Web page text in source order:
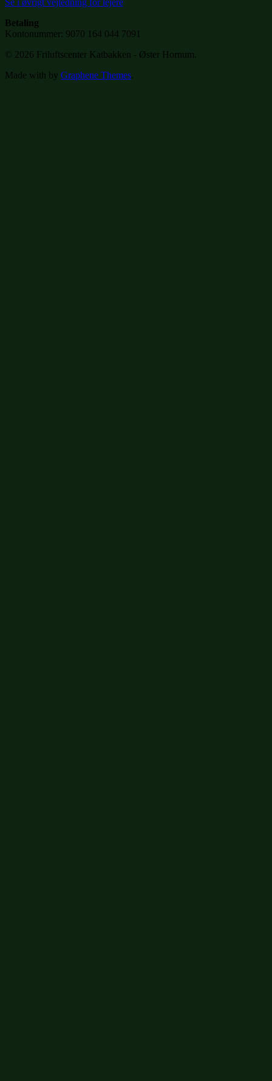
Se i øvrigt vejledning for lejere
Betaling
Kontonummer: 9070 164 044 7091
© 2026 Friluftscenter Katbakken - Øster Hornum.
Made with by Graphene Themes.